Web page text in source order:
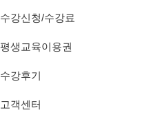
수강신청/수강료
평생교육이용권
수강후기
고객센터